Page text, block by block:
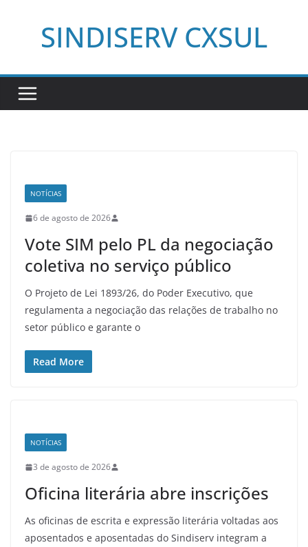
SINDISERV CXSUL
NOTÍCIAS
6 de agosto de 2026
Vote SIM pelo PL da negociação
coletiva no serviço público
O Projeto de Lei 1893/26, do Poder Executivo, que
regulamenta a negociação das relações de trabalho no
setor público e garante o
Read More
NOTÍCIAS
3 de agosto de 2026
Oficina literária abre inscrições
As oficinas de escrita e expressão literária voltadas aos
aposentados e aposentadas do Sindiserv integram a